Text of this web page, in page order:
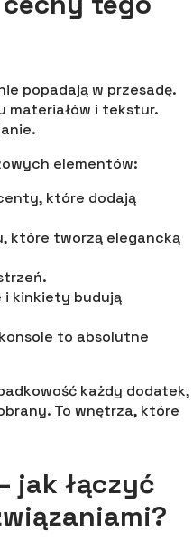
popadają w przesadę.
materiałów i tekstur.
elementów:
które dodają
które tworzą elegancką
i kinkiety budują
to absolutne
każdy dodatek,
To wnętrza, które
jak łączyć